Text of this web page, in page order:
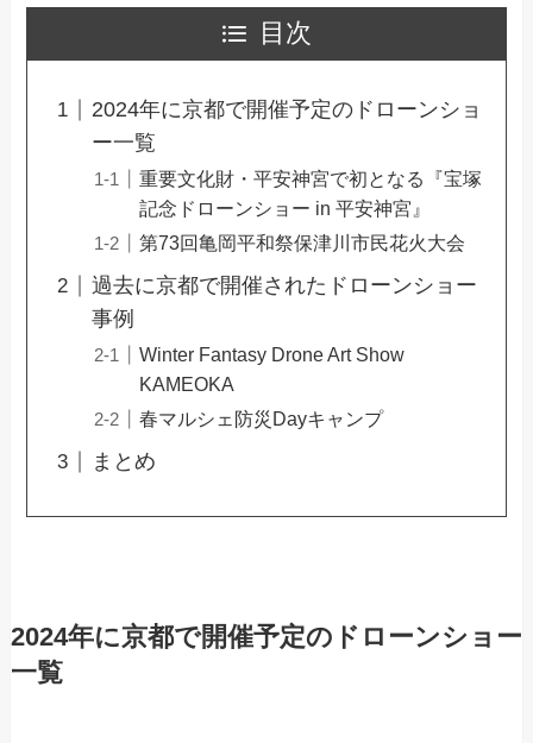
目次
2024年に京都で開催予定のドローンショ
ー一覧
重要文化財・平安神宮で初となる『宝塚
記念ドローンショー in 平安神宮』
第73回亀岡平和祭保津川市民花火大会
過去に京都で開催されたドローンショー
事例
Winter Fantasy Drone Art Show
KAMEOKA
春マルシェ防災Dayキャンプ
まとめ
2024年に京都で開催予定のドローンショー
一覧